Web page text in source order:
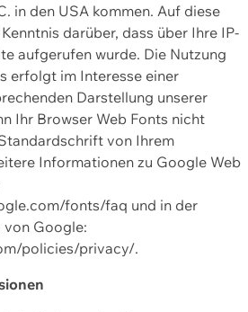
in den USA kommen. Auf diese
darüber, dass über Ihre IP-
aufgerufen wurde. Die Nutzung
erfolgt im Interesse einer
Darstellung unserer
Ihr Browser Web Fonts nicht
von Ihrem
Informationen zu Google Web
fonts/faq und in der
von Google:
policies/privacy/.